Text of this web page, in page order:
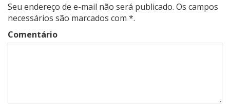
Seu endereço de e-mail não será publicado. Os campos
necessários são marcados com *.
Comentário